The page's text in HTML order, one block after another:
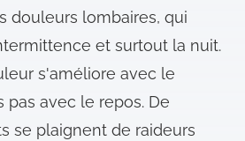
douleurs lombaires, qui
et surtout la nuit.
s'améliore avec le
pas avec le repos. De
se plaignent de raideurs